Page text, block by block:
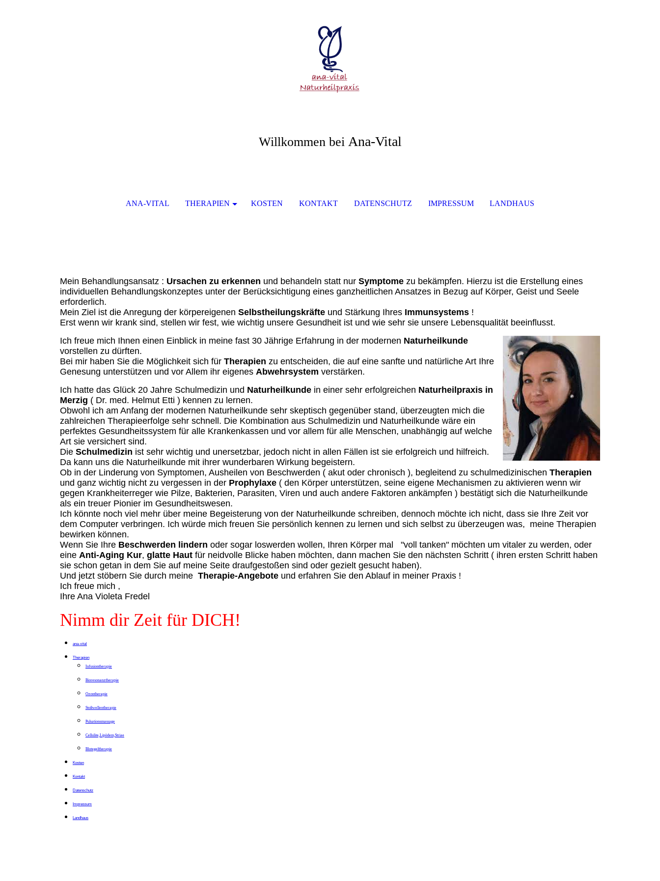
Willkommen bei Ana-Vital
ANA-VITAL THERAPIEN KOSTEN KONTAKT DATENSCHUTZ IMPRESSUM LANDHAUS
Mein Behandlungsansatz : Ursachen zu erkennen und behandeln statt nur Symptome zu bekämpfen. Hierzu ist die Erstellung eines
individuellen Behandlungskonzeptes unter der Berücksichtigung eines ganzheitlichen Ansatzes in Bezug auf Körper, Geist und Seele
erforderlich.
Mein Ziel ist die Anregung der körpereigenen Selbstheilungskräfte und Stärkung Ihres Immunsystems !
Erst wenn wir krank sind, stellen wir fest, wie wichtig unsere Gesundheit ist und wie sehr sie unsere Lebensqualität beeinflusst.
Ich freue mich Ihnen einen Einblick in meine fast 30 Jährige Erfahrung in der modernen Naturheilkunde
vorstellen zu dürften.
Bei mir haben Sie die Möglichkeit sich für Therapien zu entscheiden, die auf eine sanfte und natürliche Art Ihre
Genesung unterstützen und vor Allem ihr eigenes Abwehrsystem verstärken.
Ich hatte das Glück 20 Jahre Schulmedizin und Naturheilkunde in einer sehr erfolgreichen Naturheilpraxis in
Merzig ( Dr. med. Helmut Etti ) kennen zu lernen.
Obwohl ich am Anfang der modernen Naturheilkunde sehr skeptisch gegenüber stand, überzeugten mich die
zahlreichen Therapieerfolge sehr schnell. Die Kombination aus Schulmedizin und Naturheilkunde wäre ein
perfektes Gesundheitssystem für alle Krankenkassen und vor allem für alle Menschen, unabhängig auf welche
Art sie versichert sind.
Die Schulmedizin ist sehr wichtig und unersetzbar, jedoch nicht in allen Fällen ist sie erfolgreich und hilfreich.
Da kann uns die Naturheilkunde mit ihrer wunderbaren Wirkung begeistern.
Ob in der Linderung von Symptomen, Ausheilen von Beschwerden ( akut oder chronisch ), begleitend zu schulmedizinischen Therapien
und ganz wichtig nicht zu vergessen in der Prophylaxe ( den Körper unterstützen, seine eigene Mechanismen zu aktivieren wenn wir
gegen Krankheiterreger wie Pilze, Bakterien, Parasiten, Viren und auch andere Faktoren ankämpfen ) bestätigt sich die Naturheilkunde
als ein treuer Pionier im Gesundheitswesen.
Ich könnte noch viel mehr über meine Begeisterung von der Naturheilkunde schreiben, dennoch möchte ich nicht, dass sie Ihre Zeit vor
dem Computer verbringen. Ich würde mich freuen Sie persönlich kennen zu lernen und sich selbst zu überzeugen was, meine Therapien
bewirken können.
Wenn Sie Ihre Beschwerden lindern oder sogar loswerden wollen, Ihren Körper mal "voll tanken" möchten um vitaler zu werden, oder
eine Anti-Aging Kur, glatte Haut für neidvolle Blicke haben möchten, dann machen Sie den nächsten Schritt ( ihren ersten Schritt haben
sie schon getan in dem Sie auf meine Seite draufgestoßen sind oder gezielt gesucht haben).
Und jetzt stöbern Sie durch meine Therapie-Angebote und erfahren Sie den Ablauf in meiner Praxis !
Ich freue mich ,
Ihre Ana Violeta Fredel
Nimm dir Zeit für DICH!
ana-vital
Therapien
Infusiontherapie
Bioresonanztherapie
Ozontherapie
Stoßwellentherapie
Pulsationsmassage
Cellulite,Lipödem,Striae
Blutegeltherapie
Kosten
Kontakt
Datenschutz
Impressum
Landhaus